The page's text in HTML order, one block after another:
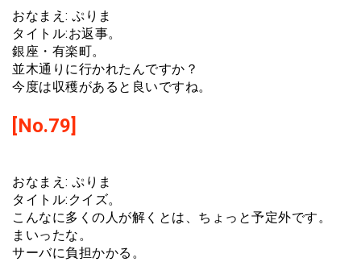
おなまえ: ぷりま
タイトル:お返事。
銀座・有楽町。
並木通りに行かれたんですか？
今度は収穫があると良いですね。
[No.79]
おなまえ: ぷりま
タイトル:クイズ。
こんなに多くの人が解くとは、ちょっと予定外です。
まいったな。
サーバに負担かかる。